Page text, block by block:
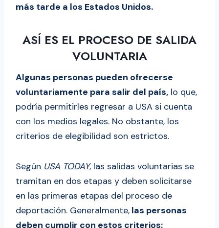
más tarde a los Estados Unidos.
ASÍ ES EL PROCESO DE SALIDA
VOLUNTARIA
Algunas personas pueden ofrecerse
voluntariamente para salir del país, lo que,
podría permitirles regresar a USA si cuenta
con los medios legales. No obstante, los
criterios de elegibilidad son estrictos.
Según USA TODAY, las salidas voluntarias se
tramitan en dos etapas y deben solicitarse
en las primeras etapas del proceso de
deportación. Generalmente, las personas
deben cumplir con estos criterios: